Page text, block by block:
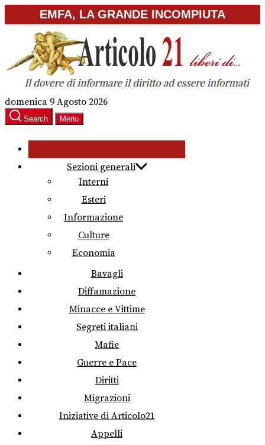
to
content
EMFA, LA GRANDE INCOMPIUTA
domenica 9 Agosto 2026
Search Menu
Sezioni generali
Interni
Esteri
Informazione
Culture
Economia
Bavagli
Diffamazione
Minacce e Vittime
Segreti italiani
Mafie
Guerre e Pace
Diritti
Migrazioni
Iniziative di Articolo21
Appelli